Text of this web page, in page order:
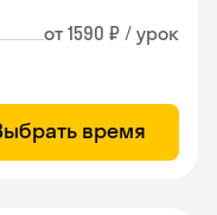
от 1590 ₽ / урок
время